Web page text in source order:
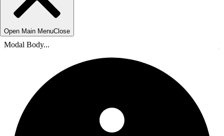
Open Main MenuClose
Modal Body...